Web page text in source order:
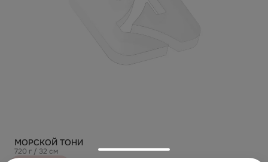
МОРСКОЙ ТОНИ
720 г / 32 см